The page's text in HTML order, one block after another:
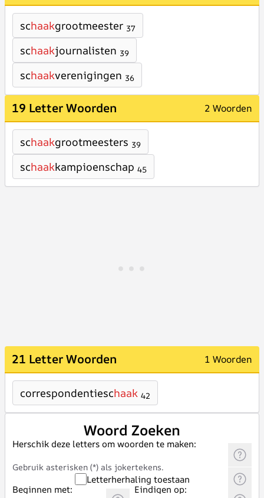
schaakgrootmeester 37
schaakjournalisten 39
schaakverenigingen 36
19 Letter Woorden 2 Woorden
schaakgrootmeesters 39
schaakkampioenschap 45
21 Letter Woorden 1 Woorden
correspondentieschaak 42
Woord Zoeken
Herschik deze letters om woorden te maken:
Gebruik asterisken (*) als jokertekens.
Letterherhaling toestaan
Beginnen met:
Eindigen op: